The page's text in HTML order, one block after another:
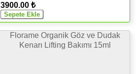
3900.00 ₺
Florame Organik Göz ve Dudak
Kenarı Lifting Bakımı 15ml